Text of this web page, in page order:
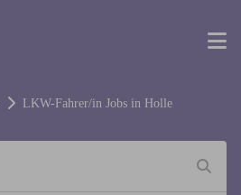
LKW-Fahrer/in Jobs in Holle